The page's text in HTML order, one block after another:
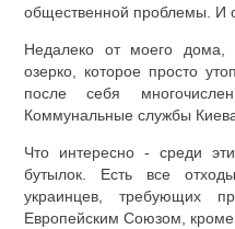
общественной проблемы. И
Недалеко от моего дома,
озерко, которое просто
после себя
Коммунальные службы
Что интересно - среди
бутылок. Есть все
украинцев, требующих
Европейским Союзом, кроме